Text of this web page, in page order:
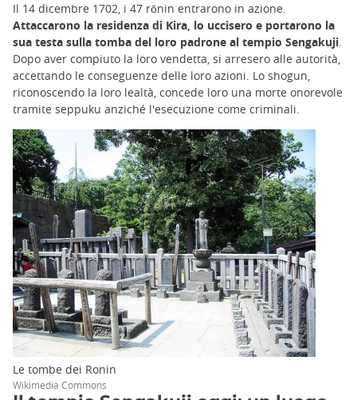
Il 14 dicembre 1702, i 47 rōnin entrarono in azione.
Attaccarono la residenza di Kira, lo uccisero e portarono la
sua testa sulla tomba del loro padrone al tempio Sengakuji.
Dopo aver compiuto la loro vendetta, si arresero alle autorità,
accettando le conseguenze delle loro azioni. Lo shogun,
riconoscendo la loro lealtà, concede loro una morte onorevole
tramite seppuku anziché l'esecuzione come criminali.
Le tombe dei Ronin
Wikimedia Commons